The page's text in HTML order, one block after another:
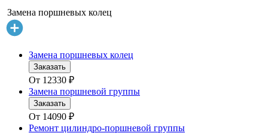
Замена поршневых колец
Замена поршневых колец
Заказать
От 12330 ₽
Замена поршневой группы
Заказать
От 14090 ₽
Ремонт цилиндро-поршневой группы